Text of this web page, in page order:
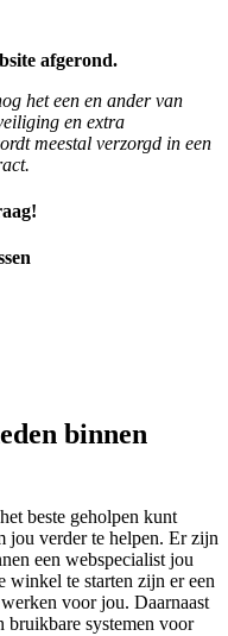
afgerond.
het een en ander van
en extra
meestal verzorgd in een
binnen
beste geholpen kunt
jou verder te helpen. Er zijn
een webspecialist jou
winkel te starten zijn er een
voor jou. Daarnaast
bruikbare systemen voor